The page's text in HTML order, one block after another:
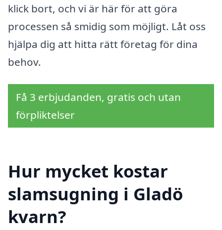
klick bort, och vi är här för att göra
processen så smidig som möjligt. Låt oss
hjälpa dig att hitta rätt företag för dina
behov.
Få 3 erbjudanden, gratis och utan
förpliktelser
Hur mycket kostar
slamsugning i Gladö
kvarn?